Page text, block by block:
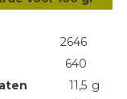
2646
640
11,5 g